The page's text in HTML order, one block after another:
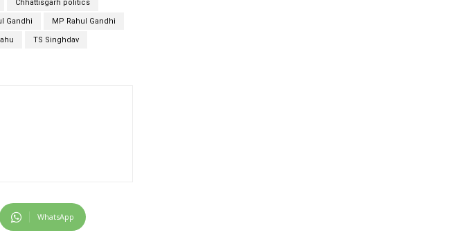
Chhattisgarh politics
Gandhi MP Rahul Gandhi
TS Singhdav
WhatsApp